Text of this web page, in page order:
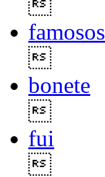
famosos
bonete
fui